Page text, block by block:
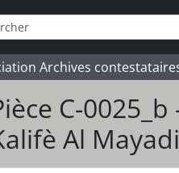
Archives
C-
Al